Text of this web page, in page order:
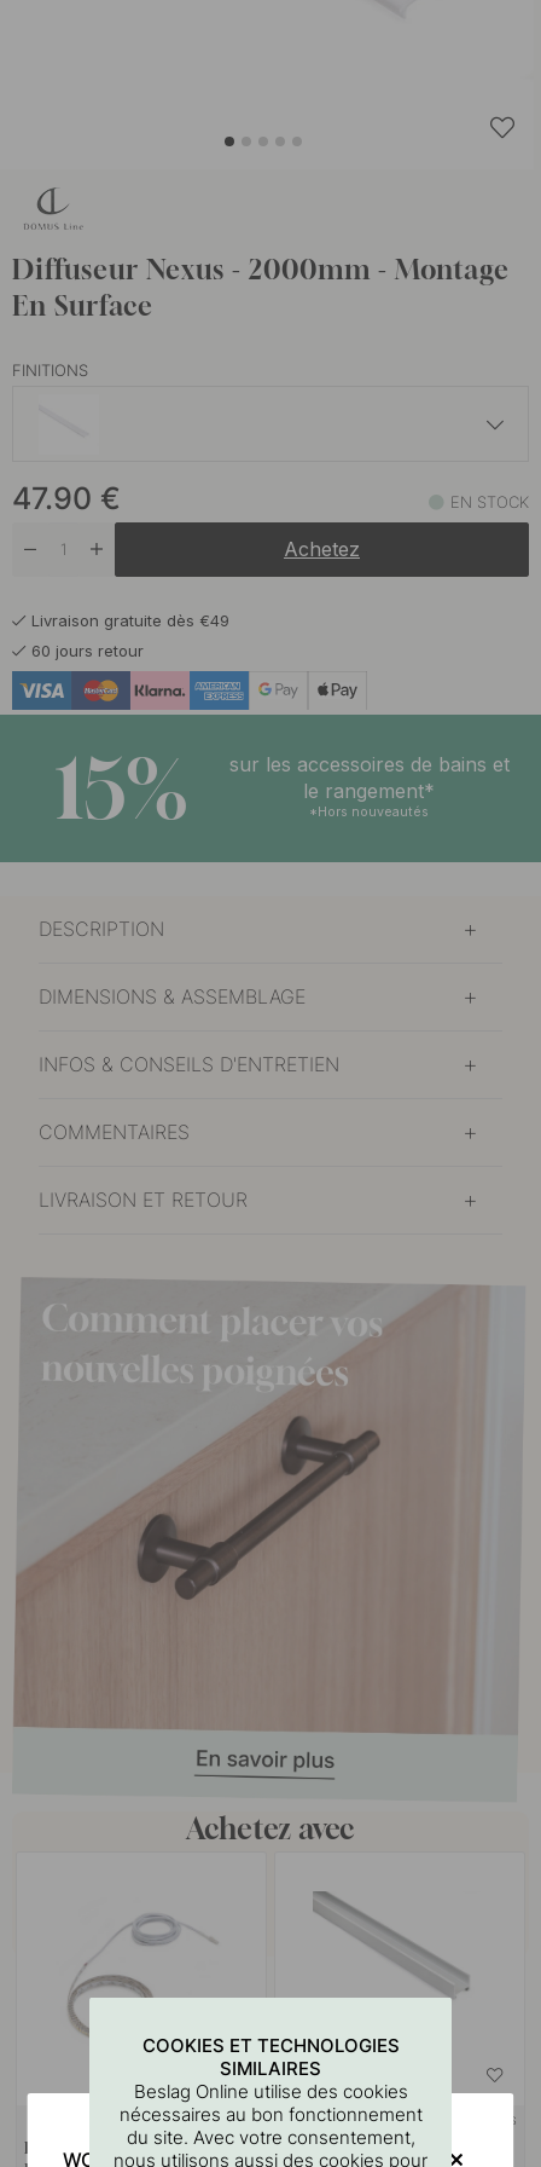
Diffuseur Nexus - 2000mm - Montage
En Surface
FINITIONS
En stock
47.90 € EN STOCK
Achetez
Livraison gratuite dès €49
60 jours retour
15%
sur les accessoires de bains et
le rangement*
*Hors nouveautés
DESCRIPTION
DIMENSIONS & ASSEMBLAGE
INFOS & CONSEILS D'ENTRETIEN
COMMENTAIRES
LIVRAISON ET RETOUR
Achetez avec
+ LONGUEURS
Bande LED Flexyled SHEP6B
+ COULEURS
Profil LED Nexus - 2000mm -
COOKIES ET TECHNOLOGIES
SIMILAIRES
Beslag Online utilise des cookies
nécessaires au bon fonctionnement
du site. Avec votre consentement,
nous utilisons aussi des cookies pour
WOULD YOU RATHER VISIT?